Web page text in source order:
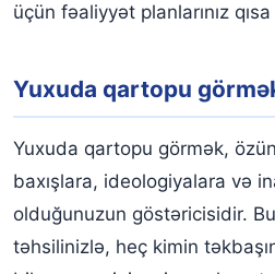
üçün fəaliyyət planlarınız
Yuxuda qartopu
Yuxuda qartopu görmək,
baxışlara, ideologiyalara və
olduğunuzun göstəricisidir.
təhsilinizlə, heç kimin